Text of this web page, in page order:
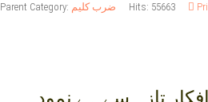
Parent Category: ضرب کلیم Hits: 55663